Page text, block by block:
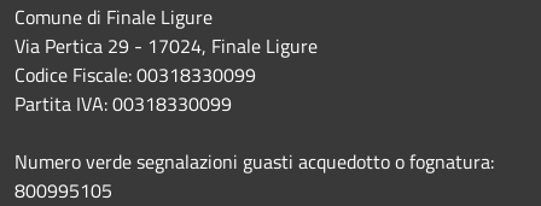
Comune di Finale Ligure
Via Pertica 29 - 17024, Finale Ligure
Codice Fiscale: 00318330099
Partita IVA: 00318330099
Numero verde segnalazioni guasti acquedotto o fognatura:
800995105